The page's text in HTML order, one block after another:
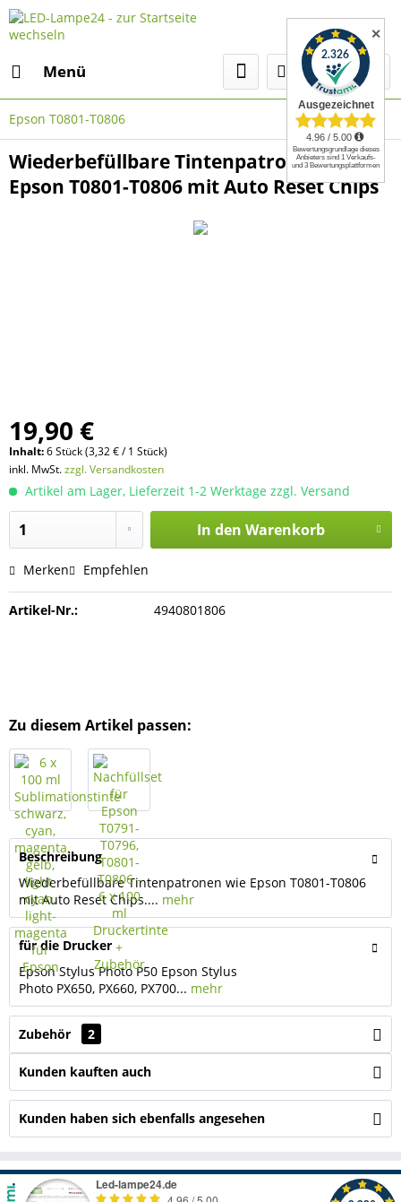
Menü
Epson T0801-T0806
Wiederbefüllbare Tintenpatronen wie
Epson T0801-T0806 mit Auto Reset Chips
19,90 €
Inhalt:6 Stück (3,32 € / 1 Stück)
inkl. MwSt.zzgl. Versandkosten
Artikel am Lager, Lieferzeit 1-2 Werktage zzgl. Versand
In den Warenkorb
Merken Empfehlen
Artikel-Nr.: 4940801806
Zu diesem Artikel passen:
Beschreibung
Wiederbefüllbare Tintenpatronen wie Epson T0801-T0806
mit Auto Reset Chips.... mehr
für die Drucker
Epson Stylus Photo P50 Epson Stylus
Photo PX650, PX660, PX700... mehr
Zubehör 2
Kunden kauften auch
Kunden haben sich ebenfalls angesehen
✕